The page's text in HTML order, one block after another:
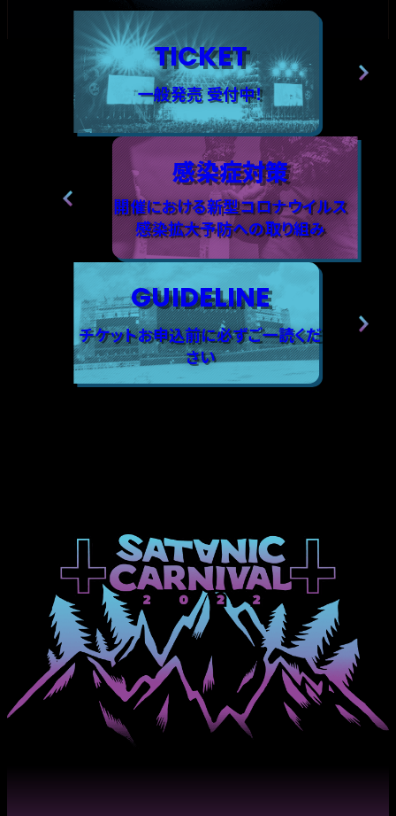
TICKET
一般発売 受付中！
感染症対策
開催における新型コロナウイルス
感染拡大予防への取り組み
GUIDELINE
チケットお申込前に必ずご一読くだ
さい